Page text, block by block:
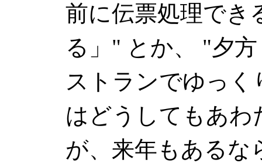
前に伝票処理でき
る」
とか、
夕
ストランでゆっく
はどうしてもあわ
が、来年もあるな